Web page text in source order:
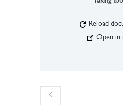
Reload
Open in